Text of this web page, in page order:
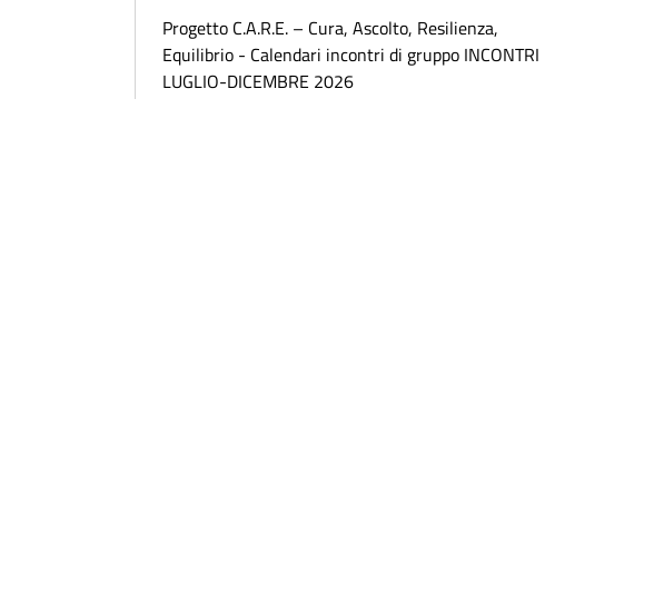
Progetto C.A.R.E. – Cura, Ascolto, Resilienza,
Equilibrio - Calendari incontri di gruppo INCONTRI
LUGLIO-DICEMBRE 2026